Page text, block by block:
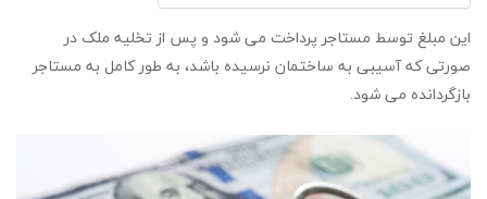
این مبلغ توسط مستاجر پرداخت می شود و پس از تخلیه ملک در
صورتی که آسیبی به ساختمان نرسیده باشد، به طور کامل به مستاجر
بازگردانده می شود.